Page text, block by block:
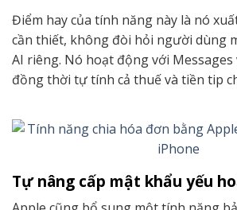
Điểm hay của tính năng này là nó
cần thiết, không đòi hỏi người dùng
AI riêng. Nó hoạt động với Messages
đồng thời tự tính cả thuế và tiền tip
Tự nâng cấp mật khẩu yếu